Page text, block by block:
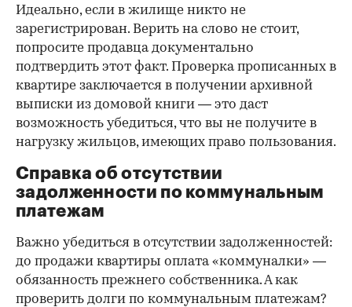
Идеально, если в жилище никто не
зарегистрирован. Верить на слово не стоит,
попросите продавца документально
подтвердить этот факт. Проверка прописанных в
квартире заключается в получении архивной
выписки из домовой книги — это даст
возможность убедиться, что вы не получите в
нагрузку жильцов, имеющих право пользования.
Справка об отсутствии
задолженности по коммунальным
платежам
Важно убедиться в отсутствии задолженностей:
до продажи квартиры оплата «коммуналки» —
обязанность прежнего собственника. А как
проверить долги по коммунальным платежам?